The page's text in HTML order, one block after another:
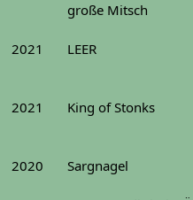
große Mitsch
2021 LEER
2021 King of Stonks
2020 Sargnagel